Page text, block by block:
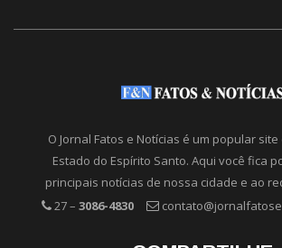
O Jornal Fatos e Notícias é um popular
Estado do Espírito Santo. Aqui você fica
principais notícias de nossa cidade e ao
27 – 3086-4830